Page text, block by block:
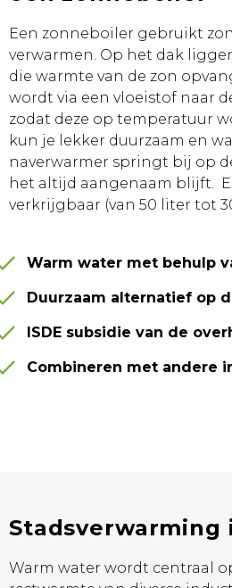
Een zonneboiler gebruikt
verwarmen. Op het dak
die warmte van de zon
wordt via een vloeistof naar
zodat deze op temperatuur
kun je lekker duurzaam en
naverwarmer springt bij op
het altijd aangenaam blijft.
verkrijgbaar (van 50 liter tot
Warm water met behulp
Duurzaam alternatief op
ISDE subsidie van de
Combineren met andere
Stadsverwarming
Warm water wordt centraal